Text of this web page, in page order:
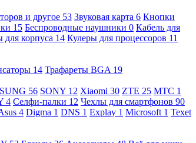
и другое 53 Звуковая карта 6 Кнопки
15 Беспроводные наушники 0 Кабель для
для корпуса 14 Кулеры для процессоров 11
14 Трафареты BGA 19
56 SONY 12 Xiaomi 30 ZTE 25 МТС 1
4 Селфи-палки 12 Чехлы для смартфонов 90
4 Digma 1 DNS 1 Explay 1 Microsoft 1 Texet